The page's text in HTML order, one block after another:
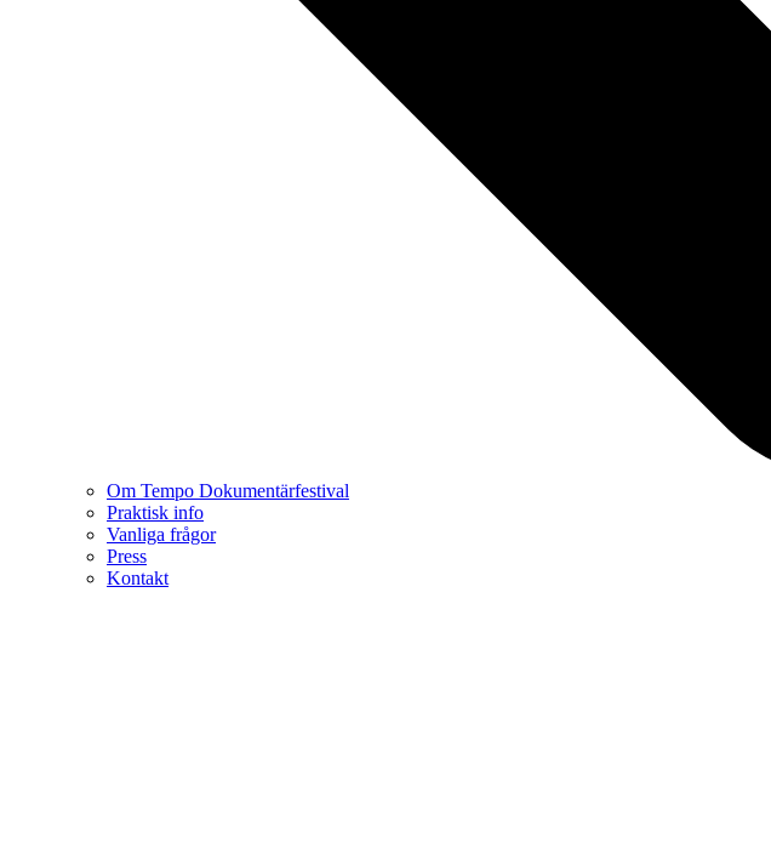
Om Tempo Dokumentärfestival
Praktisk info
Vanliga frågor
Press
Kontakt